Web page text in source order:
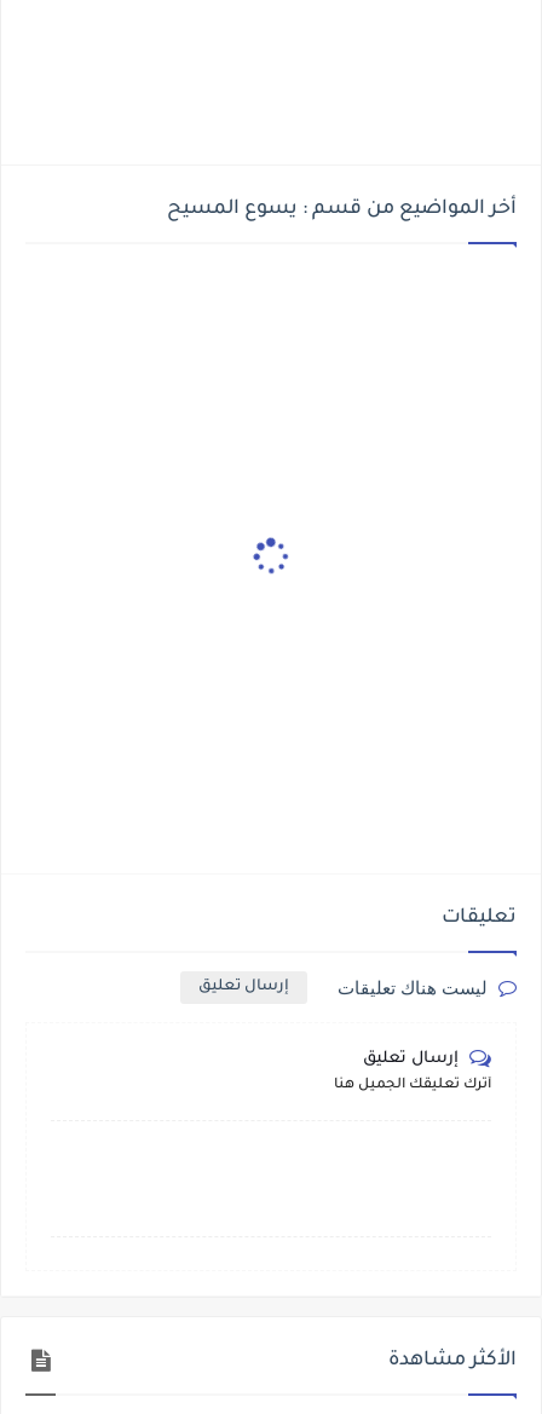
أخر المواضيع من قسم : يسوع المسيح
تعليقات
ليست هناك تعليقات إرسال تعليق
إرسال تعليق
أترك تعليقك الجميل هنا
الأكثر مشاهدة